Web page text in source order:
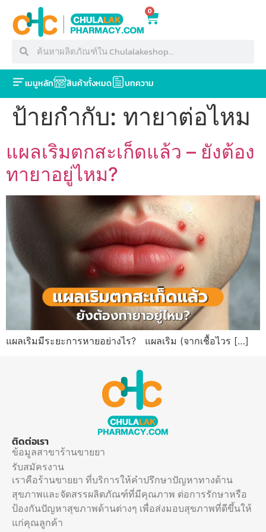
0
เมนูหลัก สินค้าทั้งหมด บทความ
ป้ายกำกับ: ทายาต่อไหม
แผลเริมตกสะเก็ดแล้ว – ยังต้อง
ทายาอยู่ไหม?
แผลเริมมีระยะการหายอย่างไร? แผลเริม (จากเชื้อไวร […]
ติดต่อเรา
ข้อมูลสาขาร้านขายยา
รับสมัครงาน
เราคือร้านขายยา ที่บริการให้คำปรึกษาปัญหาทางด้าน
สุขภาพและจัดสรรผลิตภัณฑ์ที่มีคุณภาพ ต่อการรักษาหรือ
ป้องกันปัญหาสุขภาพด้านต่างๆ เพื่อส่งมอบสุขภาพที่ดีขึ้นให้
แก่คุณลูกค้า